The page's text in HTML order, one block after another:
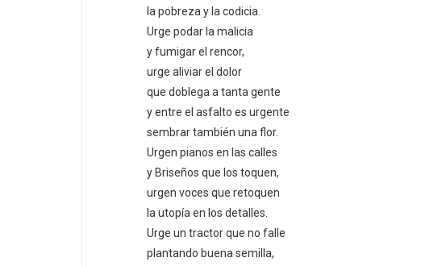
la pobreza y la codicia.
Urge podar la malicia
y fumigar el rencor,
urge aliviar el dolor
que doblega a tanta gente
y entre el asfalto es urgente
sembrar también una flor.
Urgen pianos en las calles
y Briseños que los toquen,
urgen voces que retoquen
la utopía en los detalles.
Urge un tractor que no falle
plantando buena semilla,